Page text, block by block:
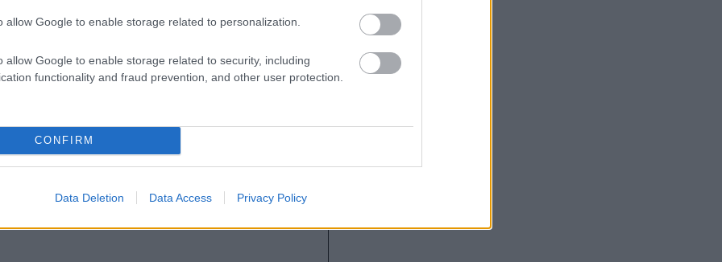
allow Google to enable storage related to personalization.
allow Google to enable storage related to security, including
functionality and fraud prevention, and other user protection.
CONFIRM
Data Deletion Data Access Privacy Policy
έναν άνθρωπο που κοιμάται αμέριμνος
από πέντε λεπτά. Συνήθως δεν σημαίνει
Πιο πιθανό είναι να νιώθεις ότι κάτι στη
μήπως χάσεις την προσοχή, την ασφάλεια ή
εναλλακτικά σενάρια, δεν είναι
Ο εγκέφαλός σου όμως έχει άπλετο χρόνο και